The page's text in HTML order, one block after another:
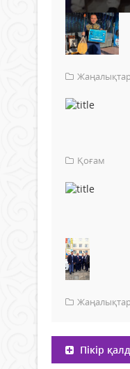
Жаңалықтар
Қоғам
Жаңалықтар
Пікір